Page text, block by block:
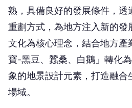
熟，具備良好的發展條件，透
重劃方式，為地方注入新的發
文化為核心理念，結合地方產
寶-黑豆、蠶桑、白鵝」轉化
象的地景設計元素，打造融合
場域。